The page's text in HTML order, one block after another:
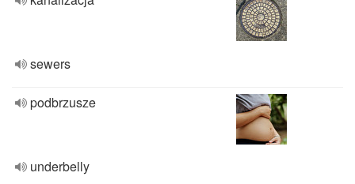
sewers
podbrzusze
underbelly